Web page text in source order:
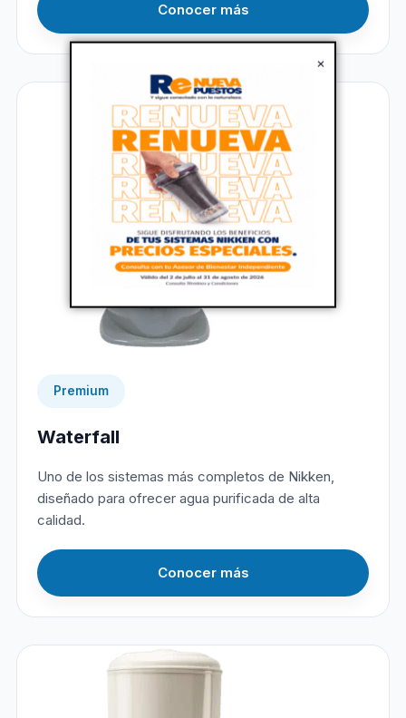
×
Conocer más
Premium
Waterfall
Uno de los sistemas más completos de Nikken,
diseñado para ofrecer agua purificada de alta
calidad.
Conocer más